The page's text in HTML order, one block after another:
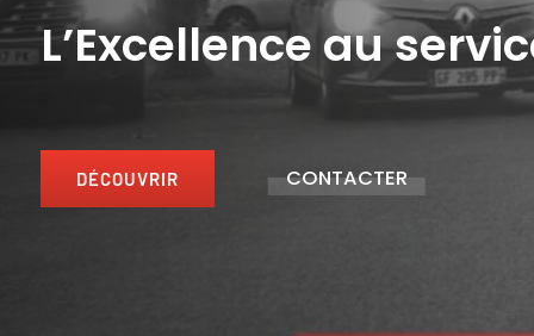
L’Excellence au
DÉCOUVRIR CONTACTER